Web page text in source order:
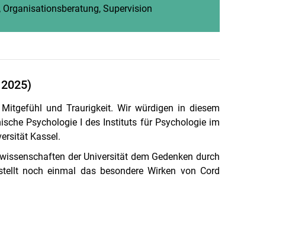
Organisationsberatung, Supervision
und Traurigkeit. Wir würdigen in diesem
Psychologie I des Instituts für Psychologie im
Kassel.
der Universität dem Gedenken durch
noch einmal das besondere Wirken von Cord